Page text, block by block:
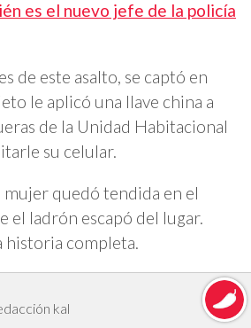
es el nuevo jefe de la policía
de este asalto, se captó en
le aplicó una llave china a
de la Unidad Habitacional
su celular.
mujer quedó tendida en el
el ladrón escapó del lugar.
historia completa.
kal